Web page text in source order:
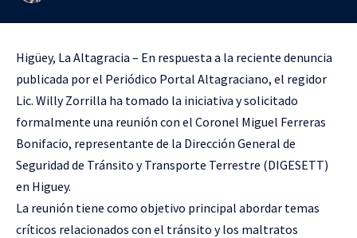
Higüey, La Altagracia – En respuesta a la reciente denuncia
publicada por el Periódico Portal Altagraciano, el regidor
Lic. Willy Zorrilla ha tomado la iniciativa y solicitado
formalmente una reunión con el Coronel Miguel Ferreras
Bonifacio, representante de la Dirección General de
Seguridad de Tránsito y Transporte Terrestre (DIGESETT)
en Higuey.
La reunión tiene como objetivo principal abordar temas
críticos relacionados con el tránsito y los maltratos